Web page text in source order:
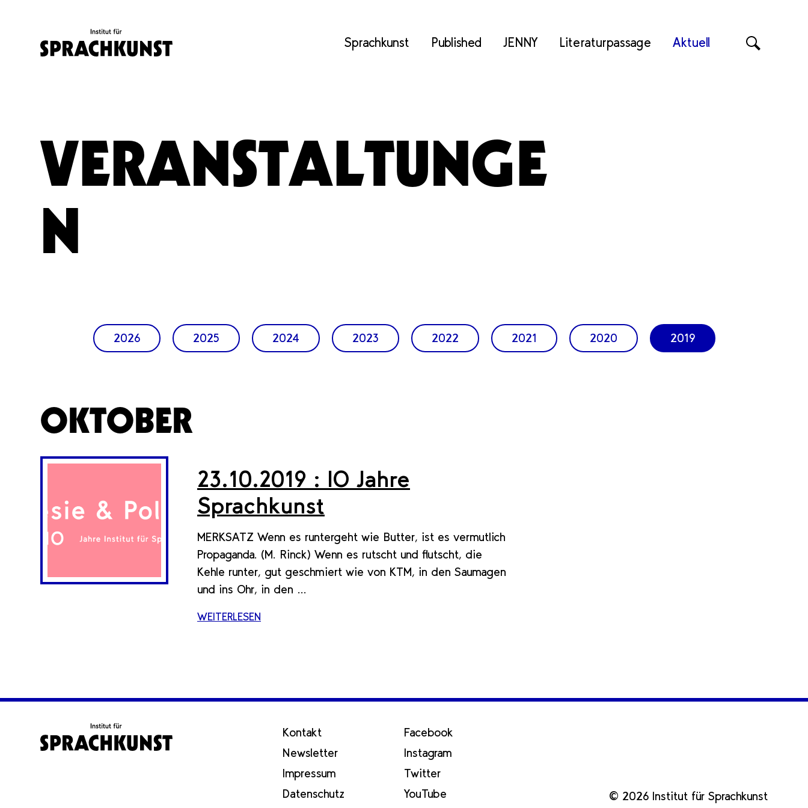
Sprachkunst Published JENNY Literaturpassage
Aktuell
VERANSTALTUNGE
N
2026 2025 2024 2023 2022 2021 2020 2019
OKTOBER
23.10.2019 : IO Jahre
Sprachkunst
MERKSATZ Wenn es runtergeht wie Butter, ist es vermutlich
Propaganda. (M. Rinck) Wenn es rutscht und flutscht, die
Kehle runter, gut geschmiert wie von KTM, in den Saumagen
und ins Ohr, in den …
WEITERLESEN
Kontakt
Newsletter
Impressum
Datenschutz
Facebook
Instagram
Twitter
YouTube
© 2026 Institut für Sprachkunst